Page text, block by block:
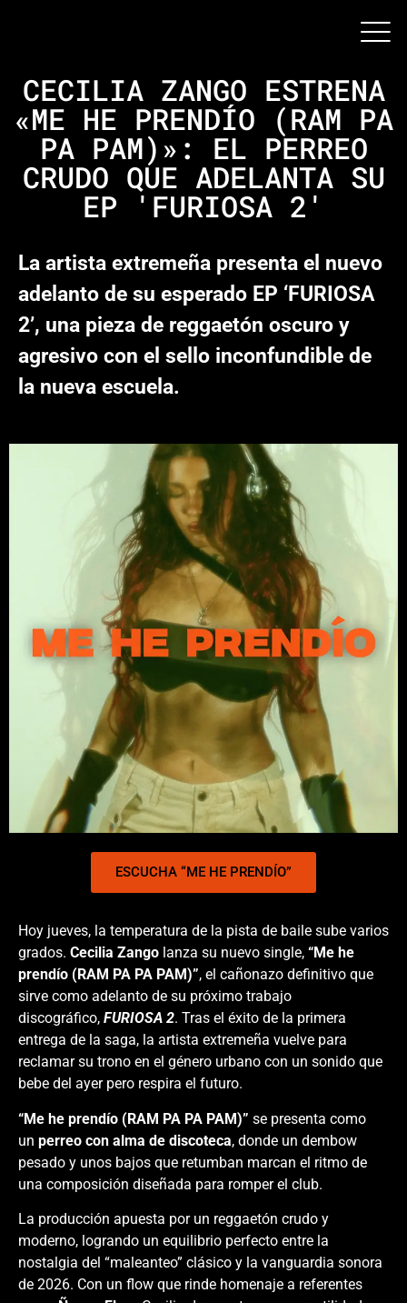
CECILIA ZANGO ESTRENA
«ME HE PRENDÍO (RAM PA
PA PAM)»: EL PERREO
CRUDO QUE ADELANTA SU
EP 'FURIOSA 2'
La artista extremeña presenta el nuevo
adelanto de su esperado EP ‘FURIOSA
2’, una pieza de reggaetón oscuro y
agresivo con el sello inconfundible de
la nueva escuela.
ESCUCHA “ME HE PRENDÍO”
Hoy jueves, la temperatura de la pista de baile sube varios
grados. Cecilia Zango lanza su nuevo single, “Me he
prendío (RAM PA PA PAM)”, el cañonazo definitivo que
sirve como adelanto de su próximo trabajo
discográfico, FURIOSA 2. Tras el éxito de la primera
entrega de la saga, la artista extremeña vuelve para
reclamar su trono en el género urbano con un sonido que
bebe del ayer pero respira el futuro.
“Me he prendío (RAM PA PA PAM)” se presenta como
un perreo con alma de discoteca, donde un dembow
pesado y unos bajos que retumban marcan el ritmo de
una composición diseñada para romper el club.
La producción apuesta por un reggaetón crudo y
moderno, logrando un equilibrio perfecto entre la
nostalgia del “maleanteo” clásico y la vanguardia sonora
de 2026. Con un flow que rinde homenaje a referentes